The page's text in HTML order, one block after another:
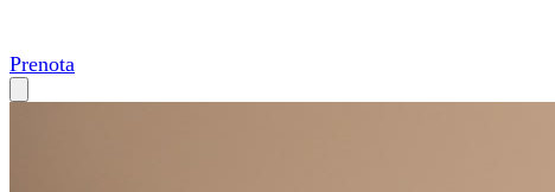
Prenota